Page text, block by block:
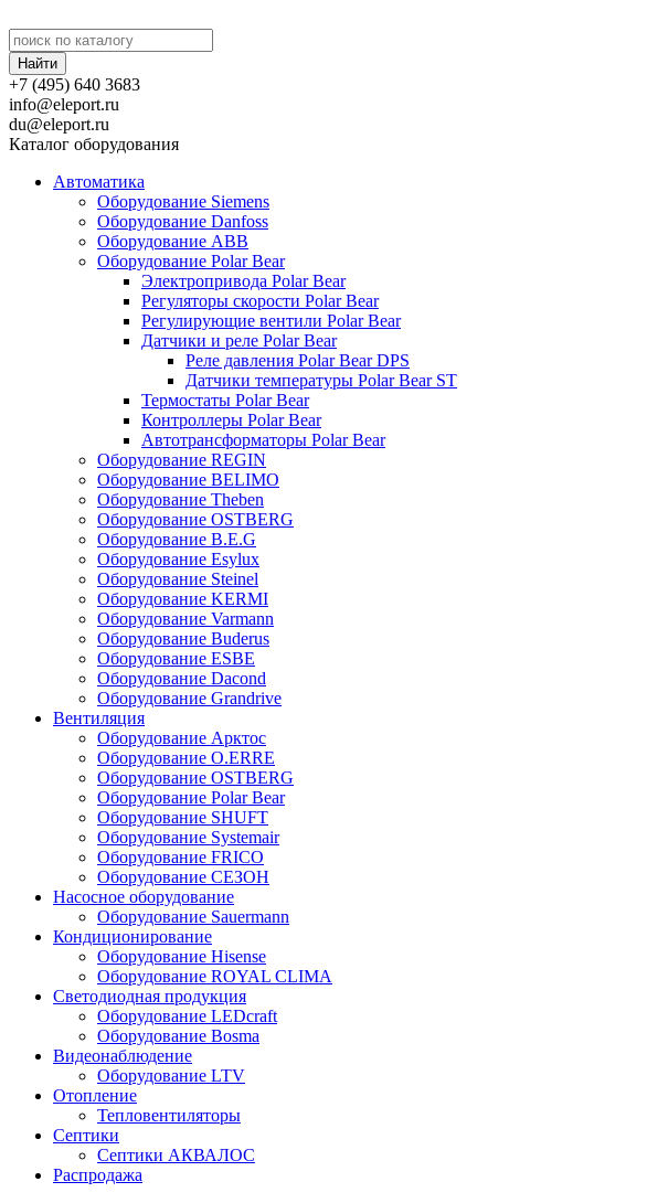
+7 (495) 640 3683
info@eleport.ru
du@eleport.ru
Каталог оборудования
Автоматика
Оборудование Siemens
Оборудование Danfoss
Оборудование ABB
Оборудование Polar Bear
Электропривода Polar Bear
Регуляторы скорости Polar Bear
Регулирующие вентили Polar Bear
Датчики и реле Polar Bear
Реле давления Polar Bear DPS
Датчики температуры Polar Bear ST
Термостаты Polar Bear
Контроллеры Polar Bear
Автотрансформаторы Polar Bear
Оборудование REGIN
Оборудование BELIMO
Оборудование Theben
Оборудование OSTBERG
Оборудование B.E.G
Оборудование Esylux
Оборудование Steinel
Оборудование KERMI
Оборудование Varmann
Оборудование Buderus
Оборудование ESBE
Оборудование Dacond
Оборудование Grandrive
Вентиляция
Оборудование Арктос
Оборудование O.ERRE
Оборудование OSTBERG
Оборудование Polar Bear
Оборудование SHUFT
Оборудование Systemair
Оборудование FRICO
Оборудование СЕЗОН
Насосное оборудование
Оборудование Sauermann
Кондиционирование
Оборудование Hisense
Оборудование ROYAL CLIMA
Светодиодная продукция
Оборудование LEDcraft
Оборудование Bosma
Видеонаблюдение
Оборудование LTV
Отопление
Тепловентиляторы
Септики
Септики АКВАЛОС
Распродажа